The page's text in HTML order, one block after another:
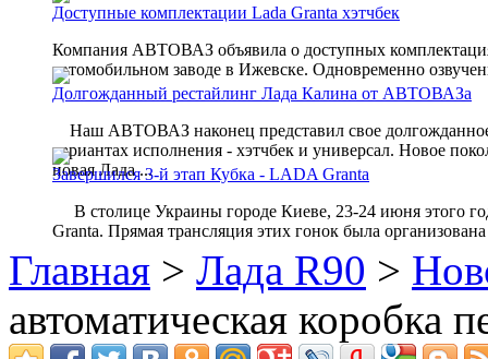
Доступные комплектации Lada Granta хэтчбек
Компания АВТОВАЗ объявила о доступных
автомобильном заводе в Ижевске. Одновременно
Долгожданный рестайлинг Лада Калина от АВТОВАЗа
Наш АВТОВАЗ наконец представил свое
вариантах исполнения - хэтчбек и универсал. Новое
новая Лада ...
Завершился 3-й этап Кубка - LADA Granta
В столице Украины городе Киеве, 23-24 июня этого
Granta. Прямая трансляция этих гонок была
Главная > Лада R90 >
автоматическая